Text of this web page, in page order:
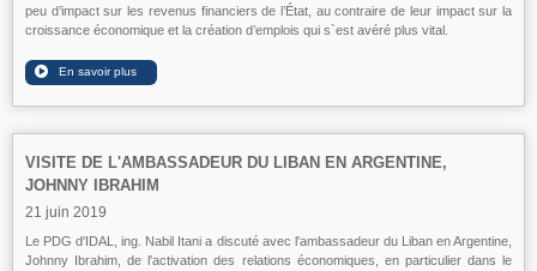
peu d’impact sur les revenus financiers de l’État, au contraire de leur impact sur la
croissance économique et la création d’emplois qui s`est avéré plus vital.
VISITE DE L'AMBASSADEUR DU LIBAN EN ARGENTINE,
JOHNNY IBRAHIM
21 juin 2019
Le PDG d'IDAL, ing. Nabil Itani a discuté avec l'ambassadeur du Liban en Argentine,
Johnny Ibrahim, de l'activation des relations économiques, en particulier dans le